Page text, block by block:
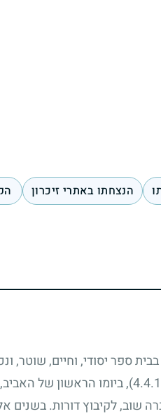
הנצחתו באתרי זיכרון
ספר יסודי, וחיים, שוטר,
, ביומו הראשון של
שוב, לקיבוץ דורות. בשנים